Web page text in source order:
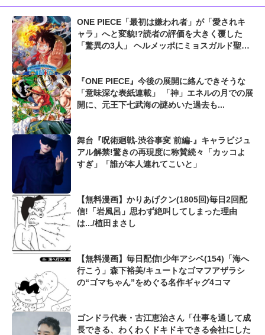
ONE PIECE「最初は嫌われ者」が「愛されキ
ャラ」へと変貌!?読者の評価を大きく覆した
「驚異の3人」 ヘルメッポにミョスガルド聖
『ONE PIECE』今後の展開に絡んできそうな
「意味深な表紙連載」 「神」エネルの月での展
開に、元王下七武海の謎めいた過去も...
舞台『呪術廻戦-渋谷事変 前編-』キャラビジュ
アル解禁!驚きの再現度に称賛続々「カッコよ
すぎ」「誰が本人連れてこいと」
【無料漫画】かりあげクン(1805回)毎日2回配
信!「岩風呂」思わず絶叫してしまった理由
は.../植田まさし
【無料漫画】毎日配信!少年アシベ(154)「海へ
行こう」森下裕美/キュートなゴマフアザラシ
の“ゴマちゃん”をめぐる名作ギャグ4コマ
ゴンドラ代表・古江恵治さん「仕事を通して成
長できる、わくわくドキドキできる会社にした